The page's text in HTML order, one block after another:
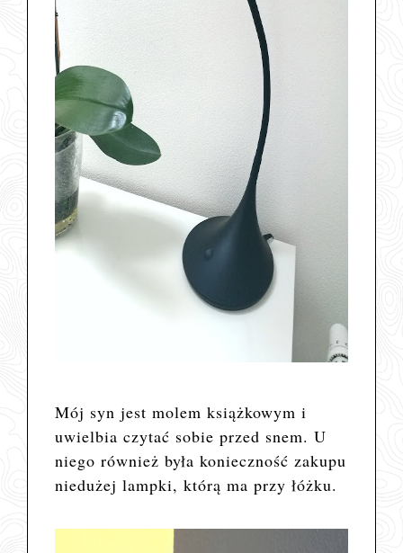
Mój syn jest molem książkowym i
uwielbia czytać sobie przed snem. U
niego również była konieczność zakupu
niedużej lampki, którą ma przy łóżku.